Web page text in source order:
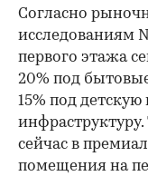
Согласно
исследованиям
первого этажа
20% под
15% под
сейчас в
помещения на